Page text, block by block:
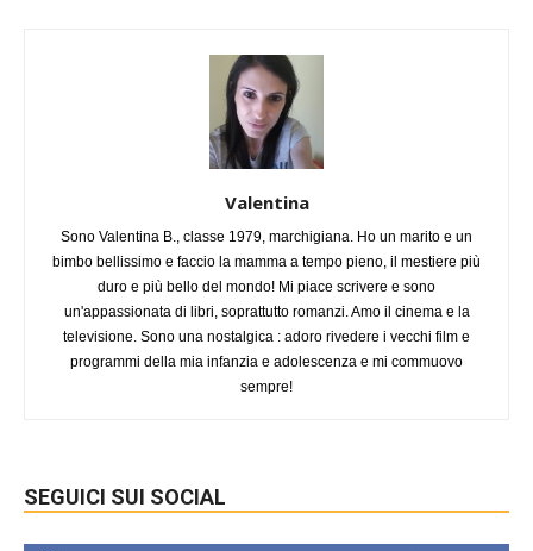
Valentina
Sono Valentina B., classe 1979, marchigiana. Ho un marito e un
bimbo bellissimo e faccio la mamma a tempo pieno, il mestiere più
duro e più bello del mondo! Mi piace scrivere e sono
un'appassionata di libri, soprattutto romanzi. Amo il cinema e la
televisione. Sono una nostalgica : adoro rivedere i vecchi film e
programmi della mia infanzia e adolescenza e mi commuovo
sempre!
SEGUICI SUI SOCIAL